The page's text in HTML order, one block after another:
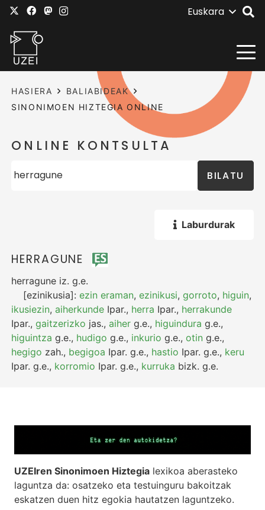
Euskara
HASIERA
BALIABIDEAK
SINONIMOEN HIZTEGIA ONLINE
ONLINE KONTSULTA
BILATU
Laburdurak
HERRAGUNE
herragune iz. g.e.
[ezinikusia]:ezin eraman,ezinikusi,gorroto, higuin,
ikusiezin,aiherkunde Ipar., herra Ipar., herrakunde
Ipar.,gaitzerizko jas.,aiher g.e., higuindura g.e.,
higuintza g.e., hudigo g.e., inkurio g.e.,otin g.e.,
hegigo zah., begigoa Ipar. g.e., hastio Ipar. g.e., keru
Ipar. g.e., korromio Ipar. g.e., kurruka bizk. g.e.
UZEIren Sinonimoen Hiztegia lexikoa aberasteko
laguntza da: osatzeko eta testuinguru bakoitzak
eskatzen duen hitz egokia hautatzen laguntzeko.